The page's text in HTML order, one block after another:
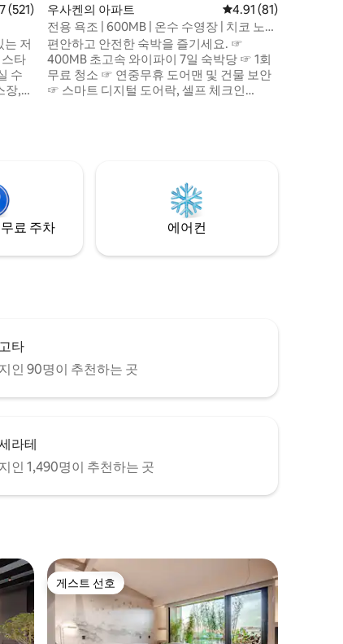
점(5점 만점), 후기 521개
(521)
는 저
타
수
장,
현
완
습
요
우사켄의 아파트 평점 4.91점(5점 만점
4.91 (81)
전용 욕조 | 600MB | 온수 수영장 | 치코 노르
테
편안하고 안전한 숙박을 즐기세요. ☞
400MB 초고속 와이파이 7일 숙박당 ☞ 1회
무료 청소 ☞ 연중무휴 도어맨 및 건물 보안
☞ 스마트 디지털 도어락, 셀프 체크인
용 가능 여부와 일정은 게스트 액세스에서
확인하세요. ☞ 규모: 25㎡ 편안하게 둘러보
료 주차 에어컨
타
인 90명이 추천하는 곳
라테
인 1,490명이 추천하는 곳
게스트 선호
게스트 선호